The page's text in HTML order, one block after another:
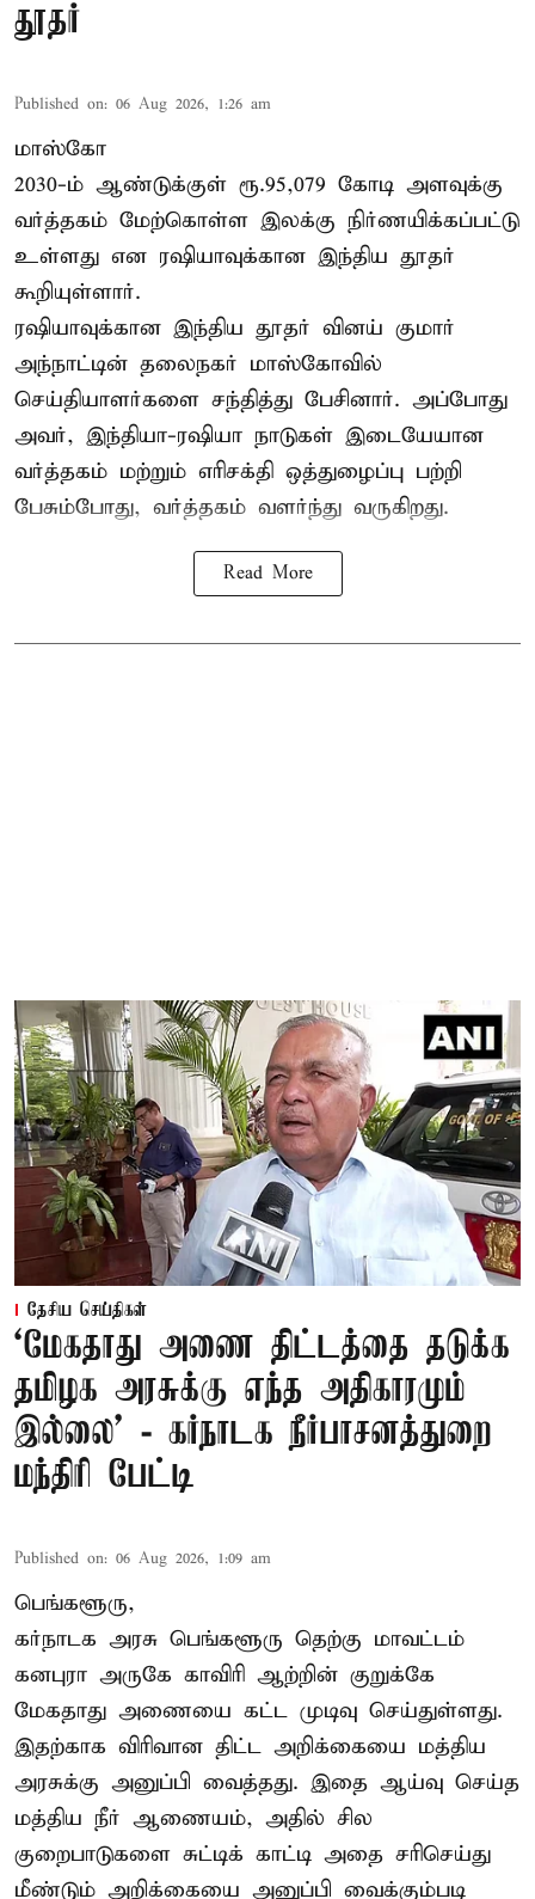
தூதர்
Published on: 06 Aug 2026, 1:26 am
மாஸ்கோ
2030-ம் ஆண்டுக்குள் ரூ.95,079 கோடி அளவுக்கு
வர்த்தகம் மேற்கொள்ள இலக்கு நிர்ணயிக்கப்பட்டு
உள்ளது என ரஷியாவுக்கான இந்திய தூதர்
கூறியுள்ளார்.
ரஷியாவுக்கான இந்திய தூதர் வினய் குமார்
அந்நாட்டின் தலைநகர் மாஸ்கோவில்
செய்தியாளர்களை சந்தித்து பேசினார். அப்போது
அவர், இந்தியா-ரஷியா நாடுகள் இடையேயான
வர்த்தகம் மற்றும் எரிசக்தி ஒத்துழைப்பு பற்றி
பேசும்போது, வர்த்தகம் வளர்ந்து வருகிறது.
Read More
தேசிய செய்திகள்
‘மேகதாது அணை திட்டத்தை தடுக்க
தமிழக அரசுக்கு எந்த அதிகாரமும்
இல்லை’ - கர்நாடக நீர்பாசனத்துறை
மந்திரி பேட்டி
Published on: 06 Aug 2026, 1:09 am
பெங்களூரு,
கர்நாடக அரசு பெங்களூரு தெற்கு மாவட்டம்
கனபுரா அருகே காவிரி ஆற்றின் குறுக்கே
மேகதாது அணையை கட்ட முடிவு செய்துள்ளது.
இதற்காக விரிவான திட்ட அறிக்கையை மத்திய
அரசுக்கு அனுப்பி வைத்தது. இதை ஆய்வு செய்த
மத்திய நீர் ஆணையம், அதில் சில
குறைபாடுகளை சுட்டிக் காட்டி அதை சரிசெய்து
மீண்டும் அறிக்கையை அனுப்பி வைக்கும்படி